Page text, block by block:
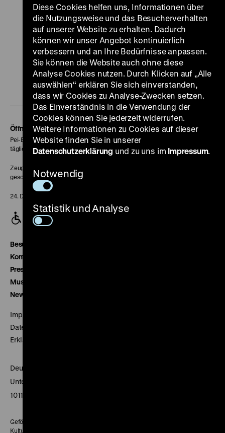
Zu
unserer
Instagram
Seite
Zu
unserer
YouTube
Seite
Zu
unserer
Facebook
Seite
Zu
unserer
LinkedIn
Seite
Zu
Seite
Zu
unserer
Soundcloud
Seite
Öffnungszeiten
Pei-Bau:
täglich 10-18 Uhr
Zeughaus:
geschlossen
24. Dezember geschlossen
Besucherservice
Kontakt
Presse
Museumsverein
Newsletter
Impressum
Datenschutz
Erklärung digitale Barrierefreiheit
Deutsches Historisches Museum
Unter den Linden 2
10117 Berlin
Gefördert mit Mitteln des Beauftragten der Bundesregierung für
Kultur und Medien
Diese Cookies helfen uns, Informationen über
die Nutzungsweise und das Besucherverhalten
auf unserer Website zu erhalten. Dadurch
können wir unser Angebot kontinuierlich
verbessern und an Ihre Bedürfnisse anpassen.
Sie können die Website auch ohne diese
Analyse Cookies nutzen. Durch Klicken auf „Alle
auswählen“ erklären Sie sich einverstanden,
dass wir Cookies zu Analyse-Zwecken setzen.
Das Einverständnis in die Verwendung der
Cookies können Sie jederzeit widerrufen.
Weitere Informationen zu Cookies auf dieser
Website finden Sie in unserer
Datenschutzerklärung und zu uns im Impressum.
Notwendig
Statistik und Analyse